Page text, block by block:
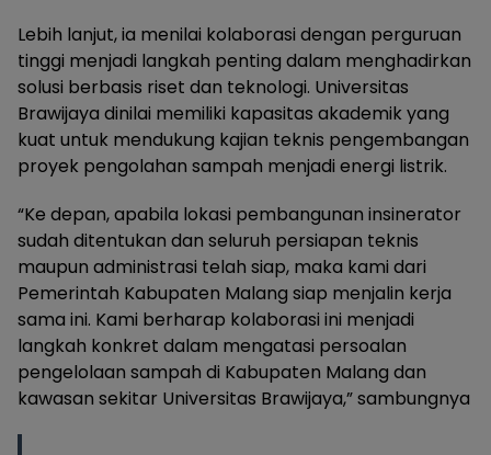
Lebih lanjut, ia menilai kolaborasi dengan perguruan
tinggi menjadi langkah penting dalam menghadirkan
solusi berbasis riset dan teknologi. Universitas
Brawijaya dinilai memiliki kapasitas akademik yang
kuat untuk mendukung kajian teknis pengembangan
proyek pengolahan sampah menjadi energi listrik.
“Ke depan, apabila lokasi pembangunan insinerator
sudah ditentukan dan seluruh persiapan teknis
maupun administrasi telah siap, maka kami dari
Pemerintah Kabupaten Malang siap menjalin kerja
sama ini. Kami berharap kolaborasi ini menjadi
langkah konkret dalam mengatasi persoalan
pengelolaan sampah di Kabupaten Malang dan
kawasan sekitar Universitas Brawijaya,” sambungnya